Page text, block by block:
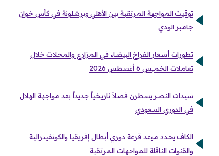
توقيت المواجهة المرتقبة بين الأهلي وبرشلونة في كأس خوان
جامبر الودي
تطورات أسعار الفراخ البيضاء في المزارع والمحلات خلال
تعاملات الخميس 6 أغسطس 2026
سيدات النصر يسطرن فصلاً تاريخياً جديداً بعد مواجهة الهلال
في الدوري السعودي
الكاف يحدد موعد قرعة دوري أبطال إفريقيا والكونفيدرالية
والقنوات الناقلة للمواجهات المرتقبة